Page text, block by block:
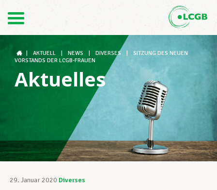
FR
Der LCGB
Gewerkschaftsstrukturen
Unterstützung im Arbeitsalltag
AKTUELL NEWS DIVERSES
SITZUNG DES NEUEN
VORSTANDS DER LCGB-FRAUEN
Aktuelles
29. Januar 2020 Diverses